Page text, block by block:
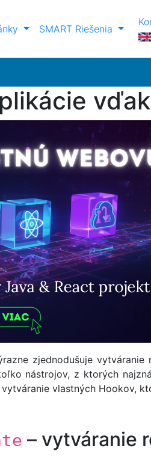
SMART Riešenia
zjednodušuje
nástrojov, z ktorých
vlastných Hookov,
– vytváranie